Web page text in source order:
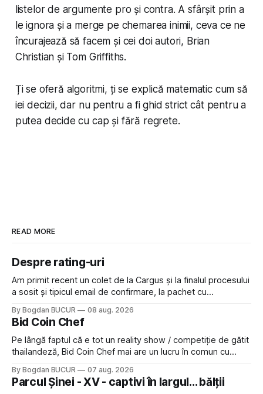
listelor de argumente pro și contra. A sfârșit prin a
le ignora și a merge pe chemarea inimii, ceva ce ne
încurajează să facem și cei doi autori, Brian
Christian și Tom Griffiths.
Ți se oferă algoritmi, ți se explică matematic cum să
iei decizii, dar nu pentru a fi ghid strict cât pentru a
putea decide cu cap și fără regrete.
READ MORE
Despre rating-uri
Am primit recent un colet de la Cargus și la finalul procesului
a sosit și tipicul email de confirmare, la pachet cu
feedback-ului și eram în toate bune, de data asta am dat
click să le las un rating. Un 5
By Bogdan BUCUR 08 aug. 2026
Bid Coin Chef
Pe lângă faptul că e tot un reality show / competiție de gătit
thailandeză, Bid Coin Chef mai are un lucru în comun cu
lăsat rece la prima vedere, după care m-a făcut să mă
îndrăgostesc de el. Nu mi-a plăcut faptul
By Bogdan BUCUR 07 aug. 2026
Parcul Șinei - XV - captivi în largul... bălții